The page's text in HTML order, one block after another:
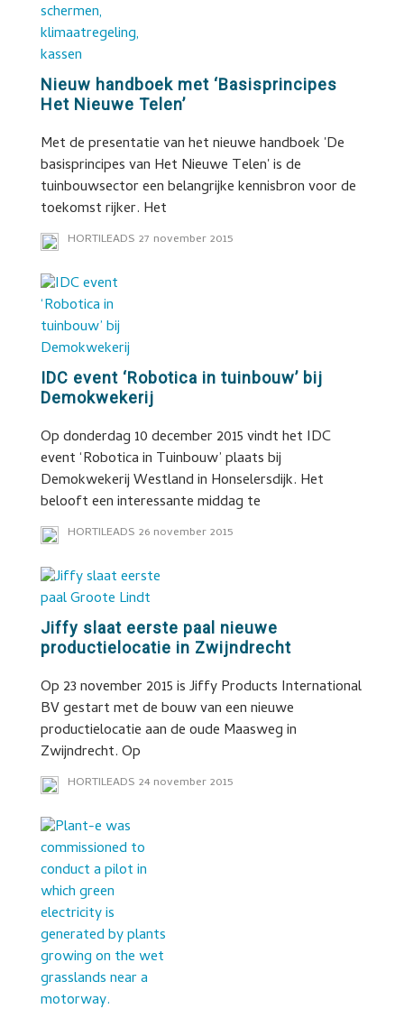
Nieuw handboek met ‘Basisprincipes
Het Nieuwe Telen’
Met de presentatie van het nieuwe handboek 'De
basisprincipes van Het Nieuwe Telen' is de
tuinbouwsector een belangrijke kennisbron voor de
toekomst rijker. Het
HORTILEADS 27 november 2015
IDC event ‘Robotica in tuinbouw’ bij
Demokwekerij
Op donderdag 10 december 2015 vindt het IDC
event ‘Robotica in Tuinbouw’ plaats bij
Demokwekerij Westland in Honselersdijk. Het
belooft een interessante middag te
HORTILEADS 26 november 2015
Jiffy slaat eerste paal nieuwe
productielocatie in Zwijndrecht
Op 23 november 2015 is Jiffy Products International
BV gestart met de bouw van een nieuwe
productielocatie aan de oude Maasweg in
Zwijndrecht. Op
HORTILEADS 24 november 2015